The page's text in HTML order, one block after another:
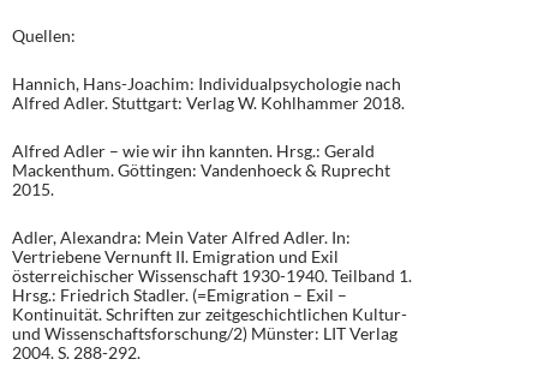
Quellen:
Hannich, Hans-Joachim: Individualpsychologie nach
Alfred Adler. Stuttgart: Verlag W. Kohlhammer 2018.
Alfred Adler – wie wir ihn kannten. Hrsg.: Gerald
Mackenthum. Göttingen: Vandenhoeck & Ruprecht
2015.
Adler, Alexandra: Mein Vater Alfred Adler. In:
Vertriebene Vernunft II. Emigration und Exil
österreichischer Wissenschaft 1930-1940. Teilband 1.
Hrsg.: Friedrich Stadler. (=Emigration – Exil –
Kontinuität. Schriften zur zeitgeschichtlichen Kultur-
und Wissenschaftsforschung/2) Münster: LIT Verlag
2004. S. 288-292.